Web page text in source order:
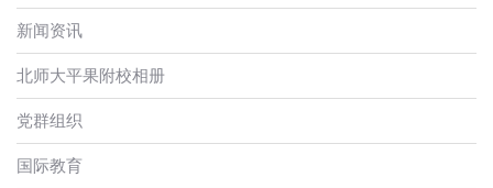
新闻资讯
北师大平果附校相册
党群组织
国际教育